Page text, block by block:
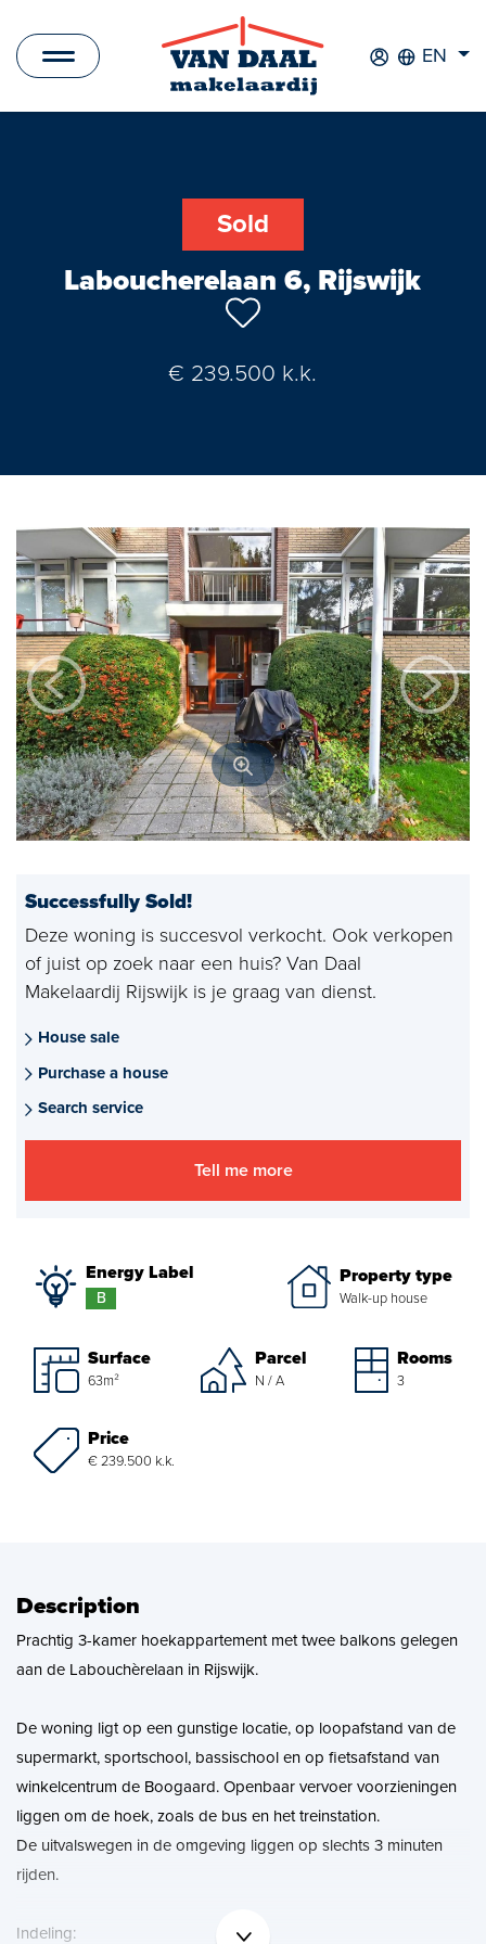
EN
Baerz & Co
Purchased
Services
Selling
Buying
Exclusive living
Appraisals
Rental
Mortgages
project advise
Energy Label
About Van Daal
Customer experiences
Search service
News
Sold
Laboucherelaan 6, Rijswijk
€ 239.500 k.k.
Successfully Sold!
Deze woning is succesvol verkocht. Ook verkopen
of juist op zoek naar een huis? Van Daal
Makelaardij Rijswijk is je graag van dienst.
House sale
Purchase a house
Search service
Tell me more
Energy Label
B
Property type
Walk-up house
Surface
63m²
Parcel
N / A
Rooms
3
Price
€ 239.500 k.k.
Description
Prachtig 3-kamer hoekappartement met twee balkons gelegen
aan de Labouchèrelaan in Rijswijk.
De woning ligt op een gunstige locatie, op loopafstand van de
supermarkt, sportschool, bassischool en op fietsafstand van
winkelcentrum de Boogaard. Openbaar vervoer voorzieningen
liggen om de hoek, zoals de bus en het treinstation.
De uitvalswegen in de omgeving liggen op slechts 3 minuten
rijden.
Indeling: